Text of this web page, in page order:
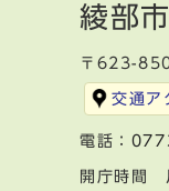
綾部
〒623-
交通ア
電話：
開庁時間